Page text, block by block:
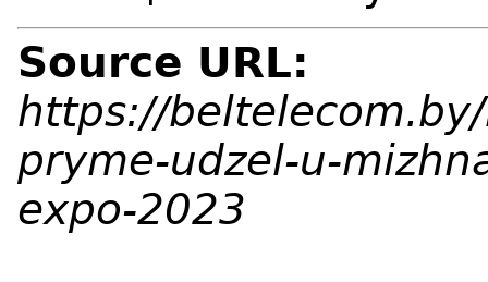
Source URL:
https://
pryme-udzel-u-
expo-2023